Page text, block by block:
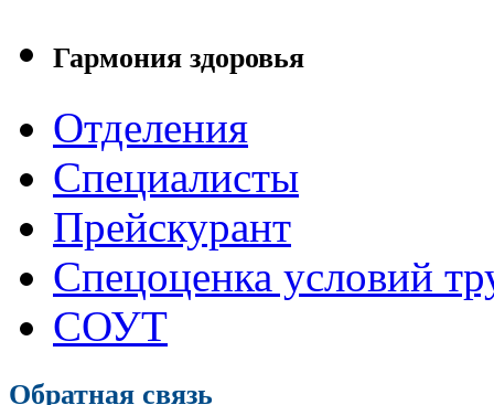
Гармония здоровья
Отделения
Специалисты
Прейскурант
Спецоценка условий
СОУТ
Обратная связь